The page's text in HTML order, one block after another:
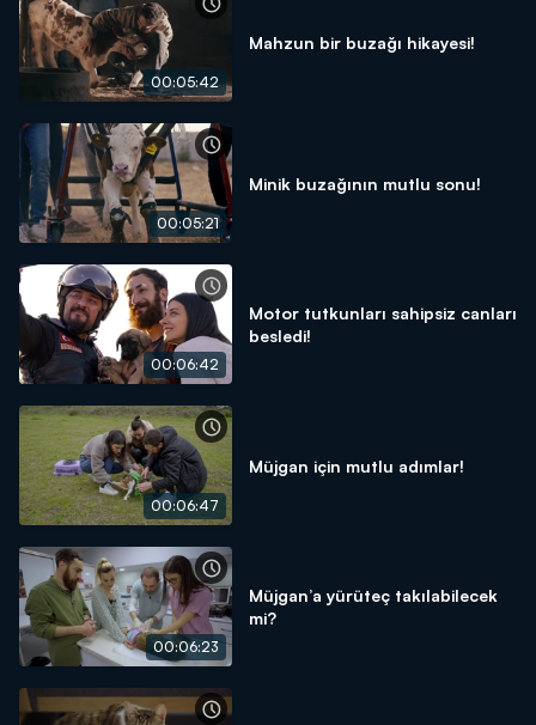
00:05:42
Mahzun bir buzağı hikayesi!
00:05:21
Minik buzağının mutlu sonu!
00:06:42
Motor tutkunları sahipsiz canları
besledi!
00:06:47
Müjgan için mutlu adımlar!
00:06:23
Müjgan’a yürüteç takılabilecek
mi?